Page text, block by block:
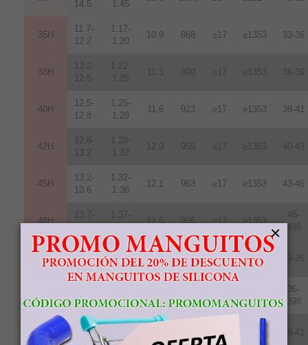
14.5
1.45
35H
11.7-
12.2
1.17-
1.20
10.9 868 ≥17 ≥1353 33-36
38H
12.2-
12.5
1.22-
1.25
11.3 899 ≥17 ≥1353 36-39
40H
12.5-
12.8
1.25-
1.28
11.6 923 ≥17 ≥1353 38-41
42H
12.8-
13.2
1.28-
1.32
12 0 955 ≥17 ≥1353 40-43
45H
13.2-
13.6
1.32-
1.36
12.1 963 ≥17 ≥1353 43-46
48H
13.7-
1.37-
12.5 995 ≥17 ≥1353
46-
498
35SH
11.7-
12.2
1.17-
1.22
11.0 876 ≥20 ≥1592 33-36
38SH
12.5
1.25
36-
398
40SH
12.5-
12.8
1.24-
1.28
≥20 ≥1592 38-41
×